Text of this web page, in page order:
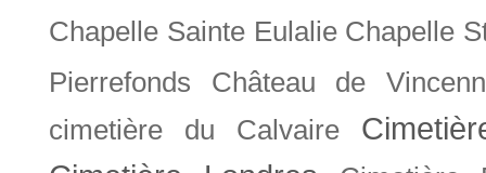
Chapelle Sainte Eulalie Chapelle
Pierrefonds
Château de
cimetière du Calvaire